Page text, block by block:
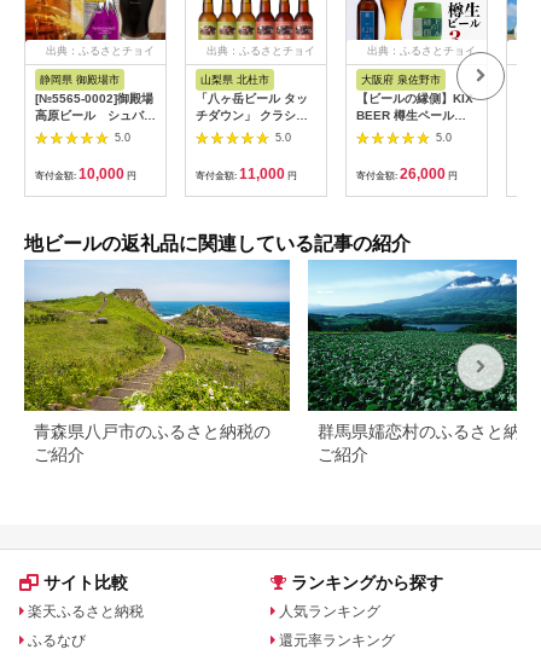
出典：ふるさとチョイ
ス
静岡県 御殿場市
[№5565-0002]御殿場
高原ビール シュバル
ツ 350ml 8缶セッ
5.0
寄付金額: 10,000 円
出典：ふるさとチョイ
ス
山梨県 北杜市
「八ヶ岳ビール タッ
チダウン」 クラシッ
クセット330ml×6本
5.0
寄付金額: 11,000 円
出典：ふるさとチョイ
大阪府 泉佐野市
【ビールの縁側】KIX
BEER 樽生ペールエ
ール ３リットル（専
用ポンプ付き）
5.0
寄付金額: 26,000 円
地ビールの返礼品に関連している記事の紹介
青森県八戸市のふるさと納税の
ご紹介
群馬県嬬恋村のふるさと納税
ご紹介
サイト比較
楽天ふるさと納税
ふるなび
ランキングから探す
人気ランキング
還元率ランキング